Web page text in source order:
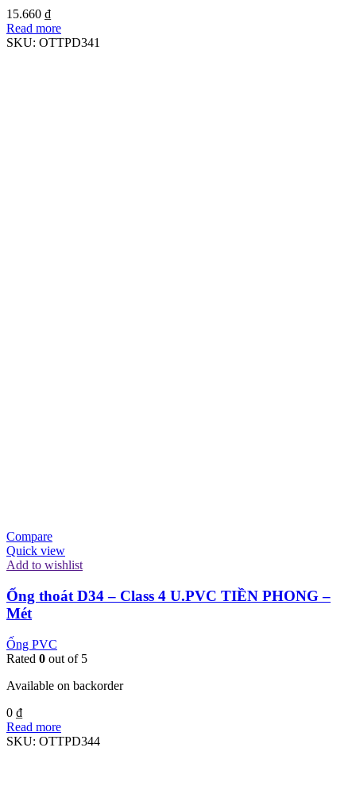
15.660 ₫
Read more
SKU: OTTPD341
Compare
Quick view
Add to wishlist
Ống thoát D34 – Class 4 U.PVC TIỀN PHONG –
Mét
Ống PVC
Rated 0 out of 5
Available on backorder
0 ₫
Read more
SKU: OTTPD344